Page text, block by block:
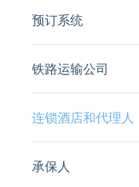
预订系统
铁路运输公司
连锁酒店和代理人
承保人